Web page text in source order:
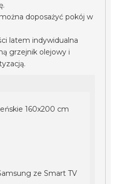
doposażyć pokój w
latem indywidualna
grzejnik olejowy i
160x200 cm
ze Smart TV